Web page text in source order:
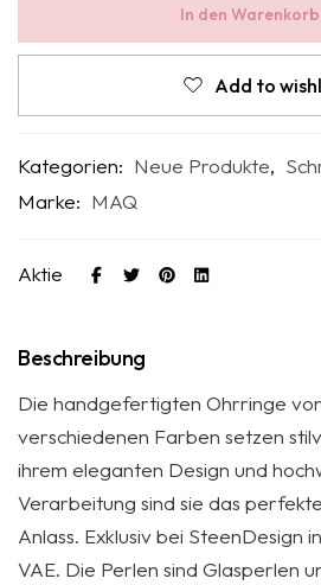
In den Warenkorb
Add to
Kategorien: Neue Produkte,
Marke: MAQ
Aktie
Beschreibung
Die handgefertigten Ohrringe
verschiedenen Farben setzen
ihrem eleganten Design und
Verarbeitung sind sie das
Anlass. Exklusiv bei SteenDesign
VAE. Die Perlen sind Glasperlen